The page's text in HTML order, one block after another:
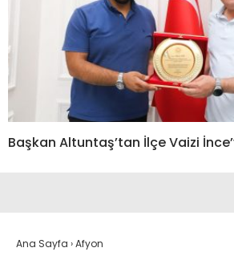
Başkan Altuntaş’tan İlçe Vaizi
Ana Sayfa ›Afyon